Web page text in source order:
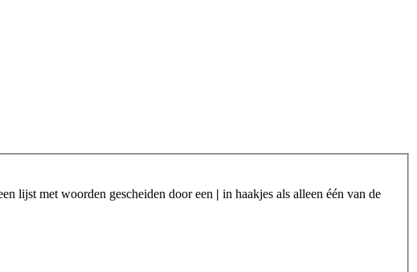
lijst met woorden gescheiden door een | in haakjes als alleen één van de